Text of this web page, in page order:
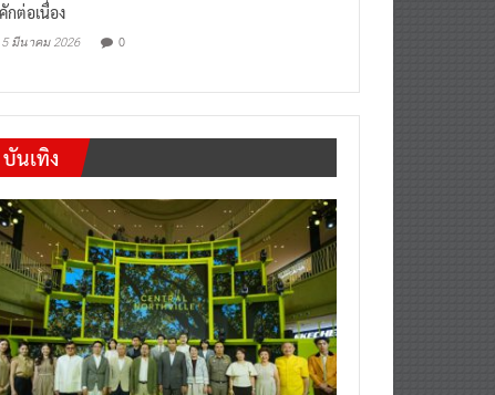
กต่อเนื่อง
5 มีนาคม 2026 0
บันเทิง